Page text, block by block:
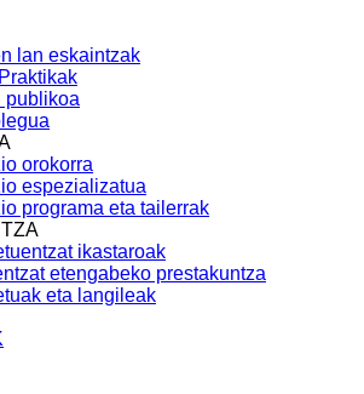
lan eskaintzak
publikoa
orokorra
espezializatua
programa eta tailerrak
ikastaroak
etengabeko prestakuntza
eta langileak